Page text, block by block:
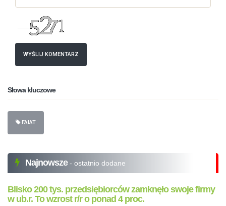
WYŚLIJ KOMENTARZ
Słowa kluczowe
FAIAT
Najnowsze - ostatnio dodane
Blisko 200 tys. przedsiębiorców zamknęło swoje firmy
w ub.r. To wzrost r/r o ponad 4 proc.